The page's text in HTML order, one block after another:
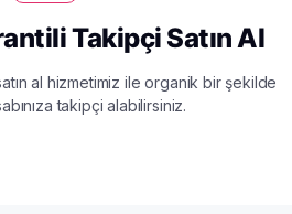
Takipçi Satın Al
al hizmetimiz ile organik bir şekilde
takipçi alabilirsiniz.